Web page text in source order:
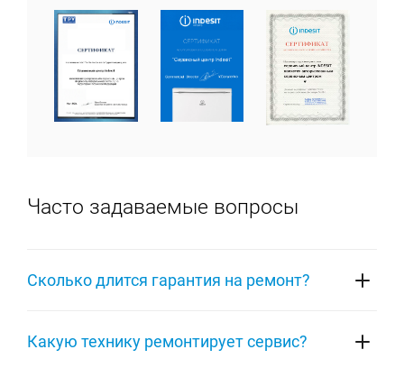
Часто задаваемые вопросы
Сколько длится гарантия на ремонт?
фирменная гарантия сервисного центра на 1 год.
Какую технику ремонтирует сервис?